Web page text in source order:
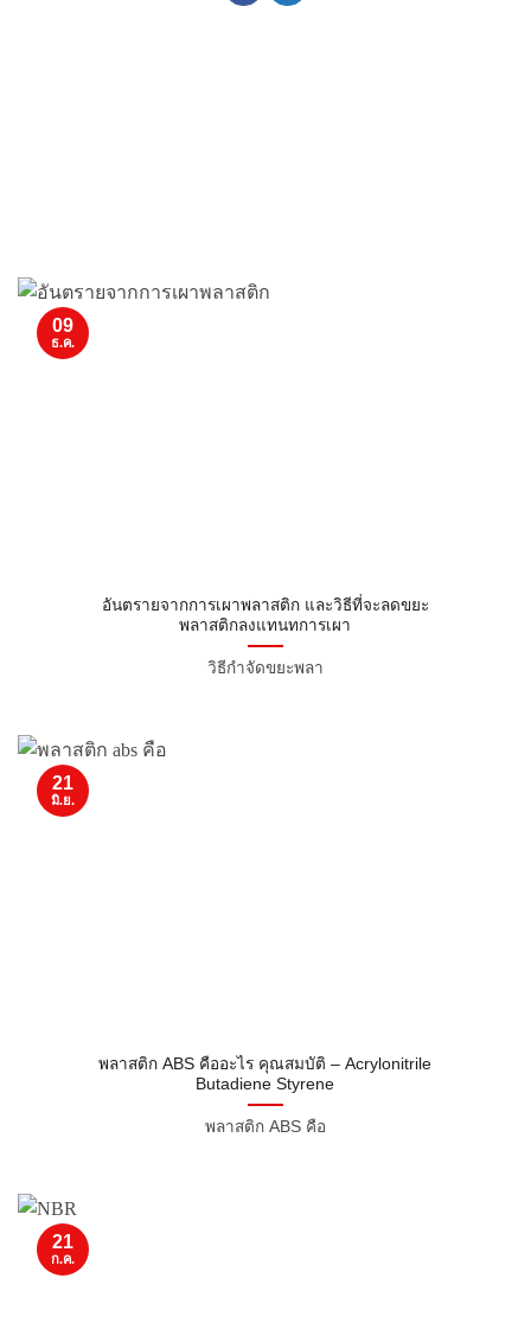
อันตรายจากการเผาพลาสติก และวิธีที่จะลดขยะ
พลาสติกลงแทนทการเผา
วิธีกำจัดขยะพลา
09
ธ.ค.
พลาสติก ABS คืออะไร คุณสมบัติ – Acrylonitrile
Butadiene Styrene
พลาสติก ABS คือ
21
มิ.ย.
21
ก.ค.